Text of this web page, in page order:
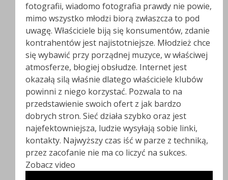
fotografii, wiadomo fotografia prawdy nie powie,
mimo wszystko młodzi biorą zwłaszcza to pod
uwagę. Właściciele biją się konsumentów, zdanie
kontrahentów jest najistotniejsze. Młodzież chce
się wybawić przy porządnej muzyce, w właściwej
atmosferze, błogiej obsłudze. Internet jest
okazałą silą właśnie dlatego właściciele klubów
powinni z niego korzystać. Pozwala to na
przedstawienie swoich ofert z jak bardzo
dobrych stron. Sieć działa szybko oraz jest
najefektowniejsza, ludzie wysyłają sobie linki,
kontakty. Najwyższy czas iść w parze z techniką,
przez zacofanie nie ma co liczyć na sukces.
Zobacz video